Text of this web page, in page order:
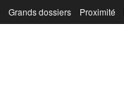
Grands dossiers Proximité